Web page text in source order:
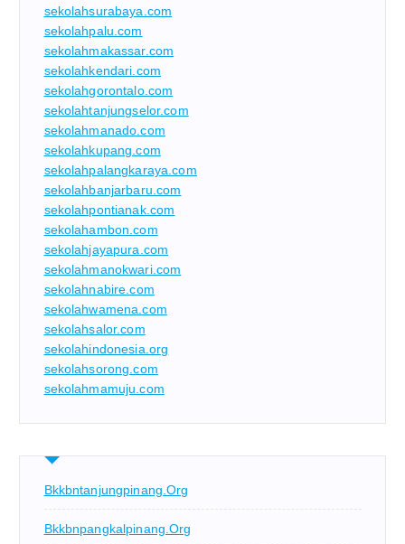
sekolahsurabaya.com
sekolahpalu.com
sekolahmakassar.com
sekolahkendari.com
sekolahgorontalo.com
sekolahtanjungselor.com
sekolahmanado.com
sekolahkupang.com
sekolahpalangkaraya.com
sekolahbanjarbaru.com
sekolahpontianak.com
sekolahambon.com
sekolahjayapura.com
sekolahmanokwari.com
sekolahnabire.com
sekolahwamena.com
sekolahsalor.com
sekolahindonesia.org
sekolahsorong.com
sekolahmamuju.com
Bkkbntanjungpinang.org
Bkkbnpangkalpinang.org